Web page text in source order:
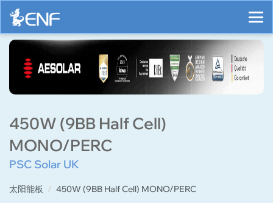
450W (9BB Half Cell)
MONO/PERC
PSC Solar UK
太阳能板 450W (9BB Half Cell) MONO/PERC